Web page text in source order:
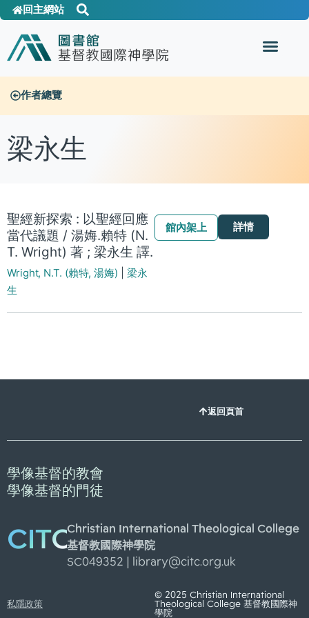
回主網站
作者總覽
梁永生
聖經新探索 : 以聖經回應
當代議題 / 湯娒.賴特 (N.
T. Wright) 著 ; 梁永生 譯.
Wright, N.T. (賴特, 湯娒)
梁永
生
館內架上 詳情
返回頁首
學像基督的教會
學像基督的門徒
CITCChristian International Theological College
基督教國際神學院
SC049352 |
library@citc.org.uk
私隱政策
© 2025 Christian International
Theological College 基督教國際神
學院